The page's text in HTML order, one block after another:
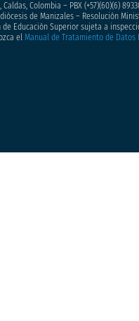
Colombia – PBX (+57)(60)(6)
de Manizales – Resolución
Educación Superior sujeta a
el Manual de Tratamiento de Datos